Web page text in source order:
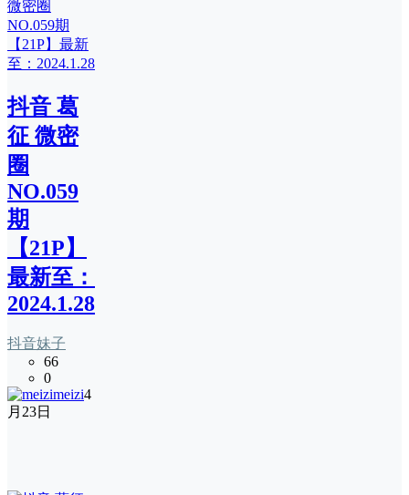
抖音 葛
征 微密
圈
NO.059
期
【21P】
最新至：
2024.1.28
抖音妹子
66
0
meizi4
月23日